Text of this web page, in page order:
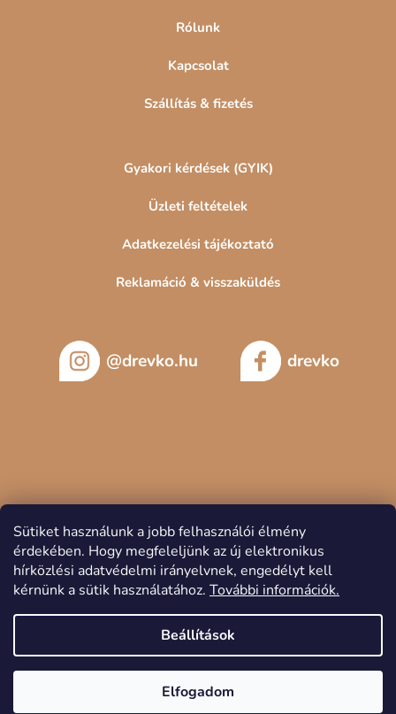
Sütiket használunk a jobb felhasználói élmény
érdekében. Hogy megfeleljünk az új elektronikus
hírközlési adatvédelmi irányelvnek, engedélyt kell
kérnünk a sütik használatához. További információk.
Beállítások
Elfogadom
Rólunk
Kapcsolat
Szállítás & fizetés
Gyakori kérdések (GYIK)
Üzleti feltételek
Adatkezelési tájékoztató
Reklamáció & visszaküldés
@drevko.hu drevko
Shoptet készítette